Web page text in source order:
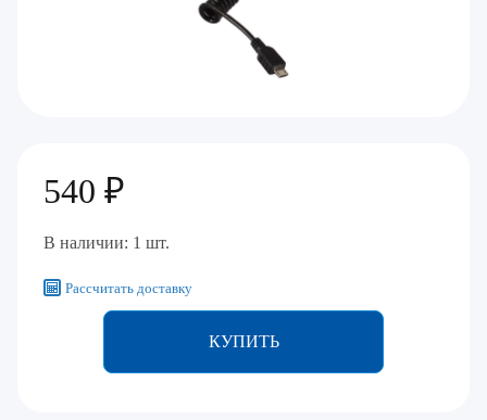
540 ₽
В наличии: 1 шт.
Рассчитать доставку
КУПИТЬ